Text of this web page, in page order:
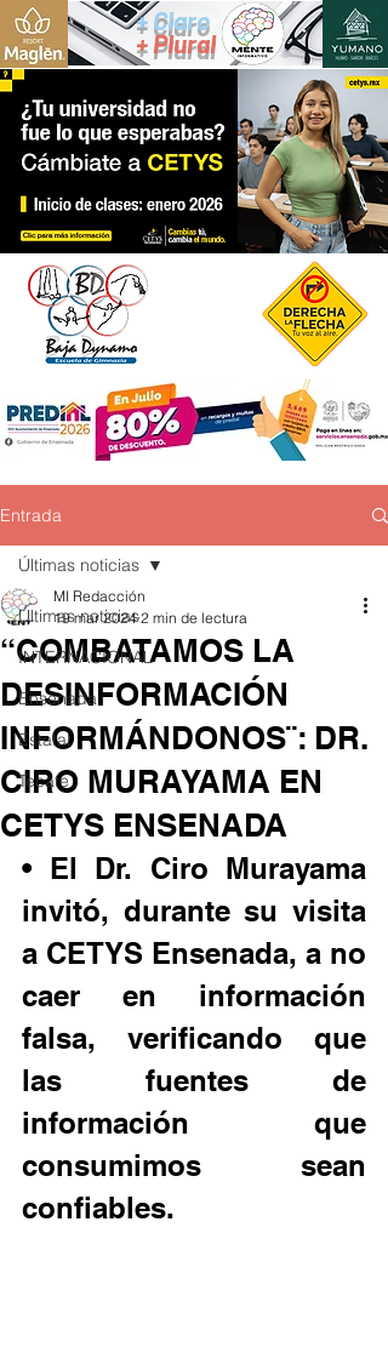
+ Claro
+ Plural
Entrada
Últimas noticias
INTERNACIONAL
Ensenada
Estatal
Tecate
Últimas noticias
“COMBATAMOS LA
DESINFORMACIÓN
INFORMÁNDONOS¨: DR.
CIRO MURAYAMA EN
CETYS ENSENADA
MI Redacción
19 mar 2024 2 min de lectura
• El Dr. Ciro Murayama
invitó, durante su visita
a CETYS Ensenada, a no
caer en información
falsa, verificando que
las fuentes de
información que
consumimos sean
confiables.